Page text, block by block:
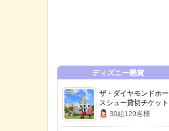
ディズニー懸賞
ザ・ダイヤモンドホー
スシュー貸切チケット
30組120名様